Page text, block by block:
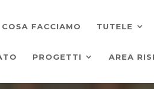
COSA FACCIAMO TUTELE
PROGETTI AREA